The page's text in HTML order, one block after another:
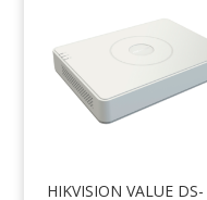
HIKVISION VALUE DS-